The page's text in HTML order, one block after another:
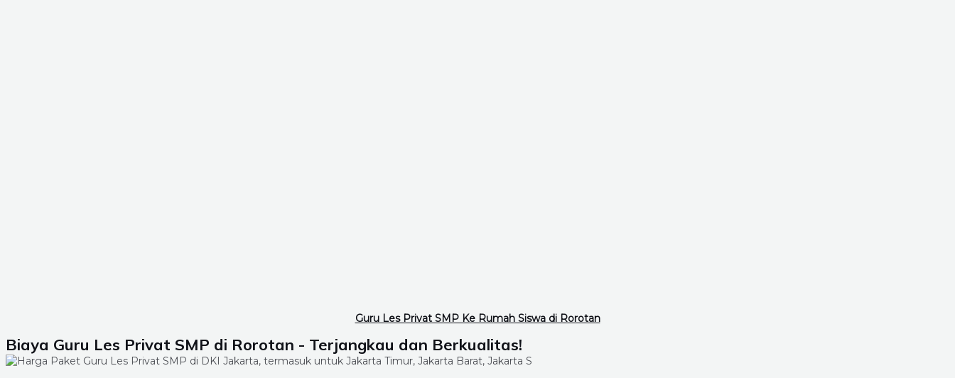
Guru Les Privat SMP Ke Rumah Siswa di Rorotan
Biaya Guru Les Privat SMP di Rorotan - Terjangkau dan Berkualitas!